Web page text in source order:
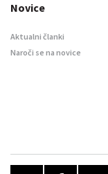
Novice
Aktualni članki
Naroči se na novice